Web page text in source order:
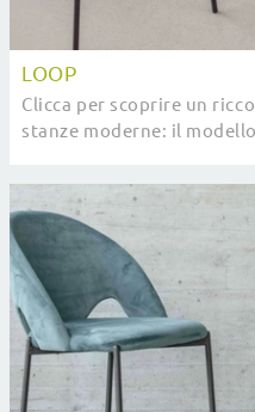
LOOP
Clicca per scoprire un
stanze moderne: il